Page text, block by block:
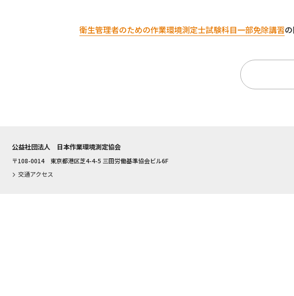
衛生管理者のための作業環境測定士試験科目一部免除講習
公益社団法人 日本作業環境測定協会
〒108-0014 東京都港区芝4-4-5 三田労働基準協会ビル6F
交通アクセス